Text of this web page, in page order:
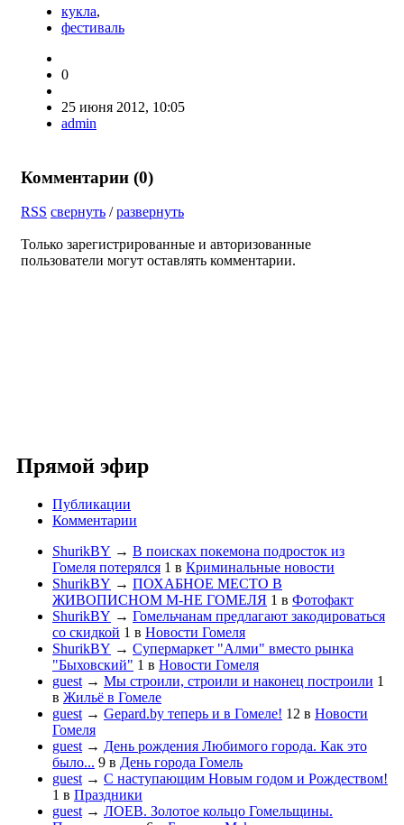
кукла,
фестиваль
0
25 июня 2012, 10:05
admin
Комментарии (0)
RSS свернуть /развернуть
Только зарегистрированные и авторизованные
пользователи могут оставлять комментарии.
Прямой эфир
Публикации
Комментарии
ShurikBY → В поисках покемона подросток из
Гомеля потерялся 1 в Криминальные новости
ShurikBY → ПОХАБНОЕ МЕСТО В
ЖИВОПИСНОМ М-НЕ ГОМЕЛЯ 1 в Фотофакт
ShurikBY → Гомельчанам предлагают закодироваться
со скидкой 1 в Новости Гомеля
ShurikBY → Супермаркет "Алми" вместо рынка
"Быховский" 1 в Новости Гомеля
guest → Мы строили, строили и наконец построили 1
в Жильё в Гомеле
guest → Gepard.by теперь и в Гомеле! 12 в Новости
Гомеля
guest → День рождения Любимого города. Как это
было... 9 в День города Гомель
guest → С наступающим Новым годом и Рождеством!
1 в Праздники
guest → ЛОЕВ. Золотое кольцо Гомельщины.